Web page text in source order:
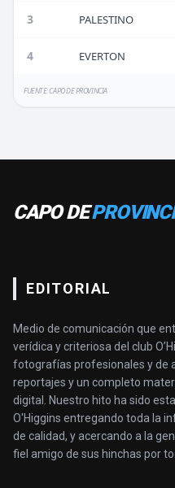
3 PALESTINO
4 EVERTON
FUENTE: CAPO DE PROVINCIA
CAPO DE
EDITORIAL
Medio de comunicación que
verídica y criteriosa del club
fotografías profesionales y de
reportajes y un completo
digital. Nuestro hito ha sido
O'Higgins entregando toda la
de calidad, y acercando a la
fiel amigo de sus hinchas por